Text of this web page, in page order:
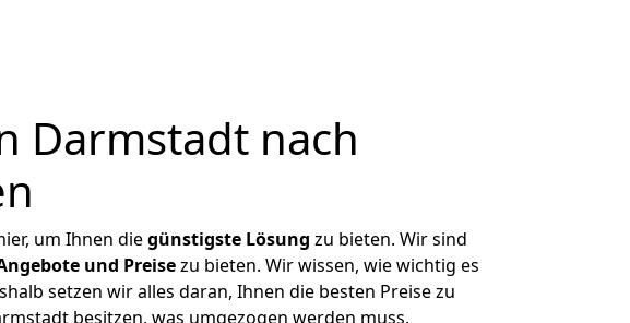
Darmstadt nach
um Ihnen diegünstigste Lösung zu bieten. Wir sind
und Preisezu bieten. Wir wissen, wie wichtig es
setzen wir alles daran, Ihnen die besten Preise zu
besitzen, was umgezogen werden muss.